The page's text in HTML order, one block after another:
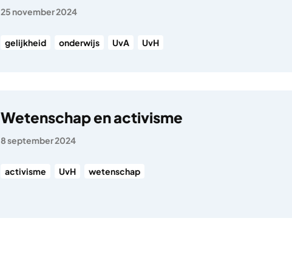
25 november 2024
gelijkheid onderwijs UvA UvH
Wetenschap en activisme
8 september 2024
activisme UvH wetenschap